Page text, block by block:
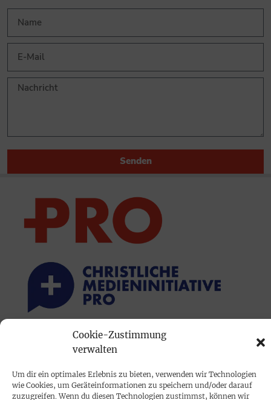
Cookie-Zustimmung
verwalten
Um dir ein optimales Erlebnis zu bieten, verwenden wir Technologien
wie Cookies, um Geräteinformationen zu speichern und/oder darauf
zuzugreifen. Wenn du diesen Technologien zustimmst, können wir
Senden
PRINTAUSGABE